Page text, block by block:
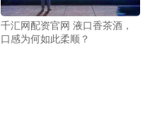
千汇网配资官网 液口香茶酒，
口感为何如此柔顺？